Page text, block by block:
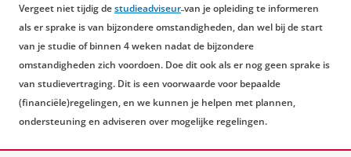
Vergeet niet tijdig destudieadviseur van je opleiding te informeren
als er sprake is van bijzondere omstandigheden, dan wel bij de start
van je studie of binnen 4 weken nadat de bijzondere
omstandigheden zich voordoen. Doe dit ook als er nog geen sprake is
van studievertraging. Dit is een voorwaarde voor bepaalde
(financiële)regelingen, en we kunnen je helpen met plannen,
ondersteuning en adviseren over mogelijke regelingen.